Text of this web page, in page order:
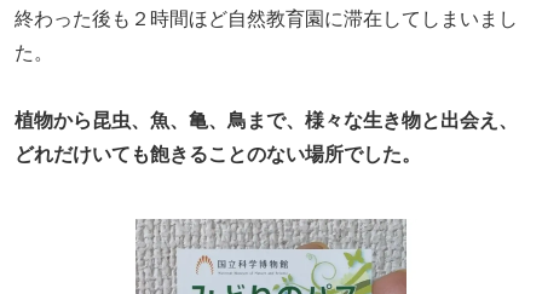
終わった後も２時間ほど自然教育園に滞在してしまいまし
た。
植物から昆虫、魚、亀、鳥まで、様々な生き物と出会え、
どれだけいても飽きることのない場所でした。